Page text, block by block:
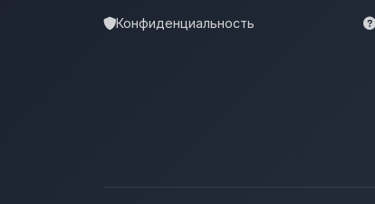
Конфиденциальность